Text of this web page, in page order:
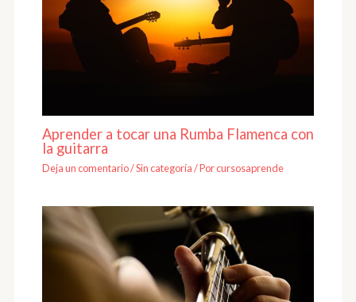
Aprender a tocar una Rumba Flamenca con
la guitarra
Deja un comentario/Sin categoría/ Porcursosaprende